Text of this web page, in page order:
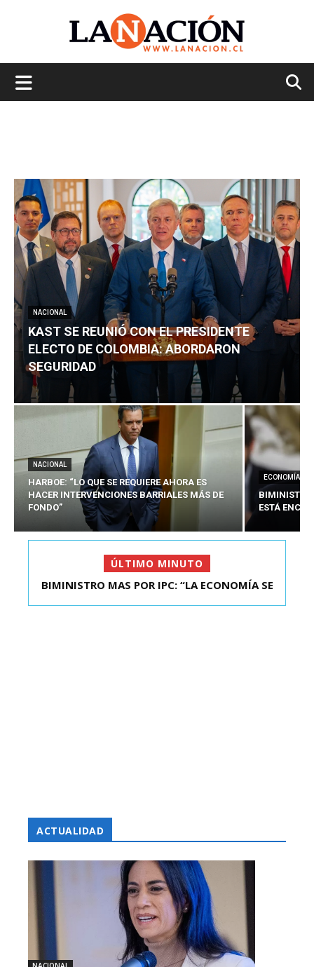
NACIONAL
KAST SE REUNIÓ CON EL PRESIDENTE
ELECTO DE COLOMBIA: ABORDARON
SEGURIDAD
NACIONAL
HARBOE: “LO QUE SE REQUIERE AHORA ES
HACER INTERVENCIONES BARRIALES MÁS DE
FONDO”
ECONOMÍA
BIMINISTRO
ESTÁ
ÚLTIMO MINUTO
KAST SE REUNIÓ CON EL PRESIDENTE ELECTO DE
BIMINISTRO MAS POR IPC: “LA ECONOMÍA SE
ACTUALIDAD